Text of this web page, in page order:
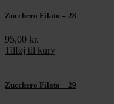
Zucchero Filato – 28
95,00 kr.
Tilføj til kurv
Zucchero Filato – 29